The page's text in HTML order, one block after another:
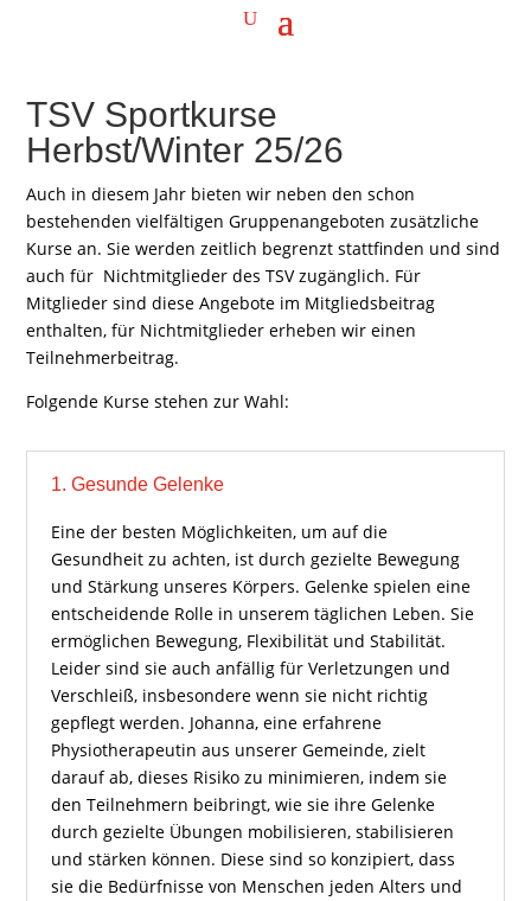
TSV Sportkurse
Herbst/Winter 25/26
Auch in diesem Jahr bieten wir neben den schon
bestehenden vielfältigen Gruppenangeboten zusätzliche
Kurse an. Sie werden zeitlich begrenzt stattfinden und sind
auch für Nichtmitglieder des TSV zugänglich. Für
Mitglieder sind diese Angebote im Mitgliedsbeitrag
enthalten, für Nichtmitglieder erheben wir einen
Teilnehmerbeitrag.
Folgende Kurse stehen zur Wahl:
1. Gesunde Gelenke
Eine der besten Möglichkeiten, um auf die
Gesundheit zu achten, ist durch gezielte Bewegung
und Stärkung unseres Körpers. Gelenke spielen eine
entscheidende Rolle in unserem täglichen Leben. Sie
ermöglichen Bewegung, Flexibilität und Stabilität.
Leider sind sie auch anfällig für Verletzungen und
Verschleiß, insbesondere wenn sie nicht richtig
gepflegt werden. Johanna, eine erfahrene
Physiotherapeutin aus unserer Gemeinde, zielt
darauf ab, dieses Risiko zu minimieren, indem sie
den Teilnehmern beibringt, wie sie ihre Gelenke
durch gezielte Übungen mobilisieren, stabilisieren
und stärken können. Diese sind so konzipiert, dass
sie die Bedürfnisse von Menschen jeden Alters und